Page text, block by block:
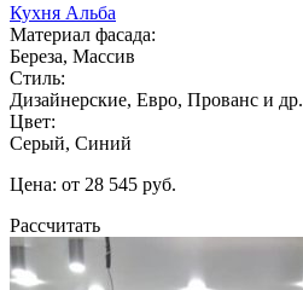
Кухня Альба
Материал фасада:
Береза, Массив
Стиль:
Дизайнерские, Евро, Прованс и др.
Цвет:
Серый, Синий
Цена: от 28 545 руб.
Рассчитать